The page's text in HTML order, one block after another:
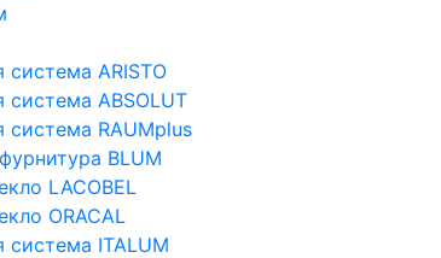
система ARISTO
система ABSOLUT
система RAUMplus
BLUM
LACOBEL
ORACAL
система ITALUM